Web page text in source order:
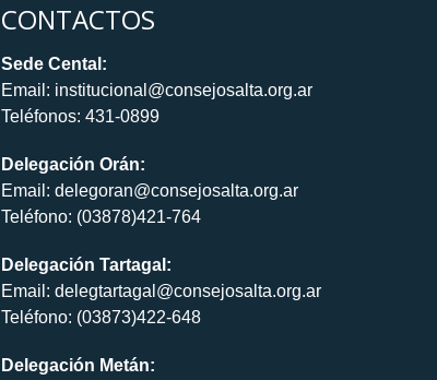
CONTACTOS
Sede Cental:
Email: institucional@consejosalta.org.ar
Teléfonos: 431-0899
Delegación Orán:
Email: delegoran@consejosalta.org.ar
Teléfono: (03878)421-764
Delegación Tartagal:
Email: delegtartagal@consejosalta.org.ar
Teléfono: (03873)422-648
Delegación Metán: